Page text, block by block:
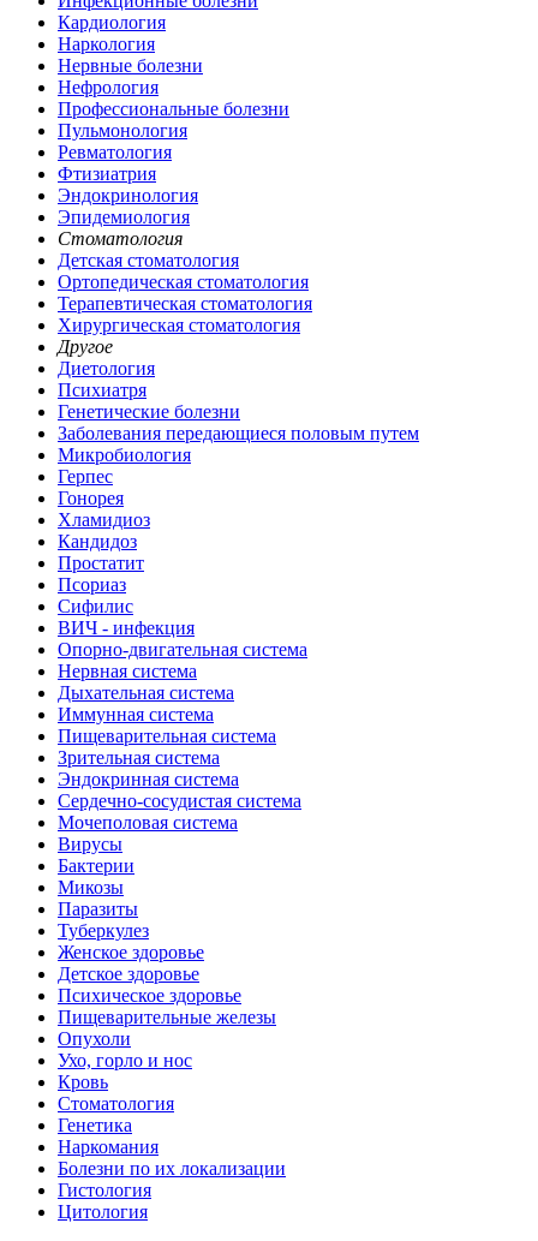
Кардиология
Наркология
Нервные болезни
Нефрология
Профессиональные болезни
Пульмонология
Ревматология
Фтизиатрия
Эндокринология
Эпидемиология
Стоматология
Детская стоматология
Ортопедическая стоматология
Терапевтическая стоматология
Хирургическая стоматология
Другое
Диетология
Психиатря
Генетические болезни
Заболевания передающиеся половым путем
Микробиология
Герпес
Гонорея
Хламидиоз
Кандидоз
Простатит
Псориаз
Сифилис
ВИЧ - инфекция
Опорно-двигательная система
Нервная система
Дыхательная система
Иммунная система
Пищеварительная система
Зрительная система
Эндокринная система
Сердечно-сосудистая система
Мочеполовая система
Вирусы
Бактерии
Микозы
Паразиты
Туберкулез
Женское здоровье
Детское здоровье
Психическое здоровье
Пищеварительные железы
Опухоли
Ухо, горло и нос
Кровь
Стоматология
Генетика
Наркомания
Болезни по их локализации
Гистология
Цитология